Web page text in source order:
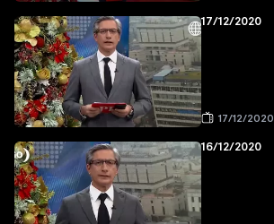
17/12/2020
17/12/2020
16/12/2020